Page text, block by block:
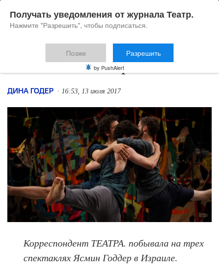
Совместные переживания
ДИНА ГОДЕР 16:53, 13 июля 2017
Корреспондент ТЕАТРА. побывала на трех
спектаклях Ясмин Годдер в Израиле.
Получать уведомления от журнала Театр.
Нажмите "Разрешить", чтобы подписаться.
Позже Разрешить
by PushAlert